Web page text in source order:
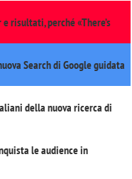
risultati, perché «There’s
Search di Google guidata
della nuova ricerca di
le audience in